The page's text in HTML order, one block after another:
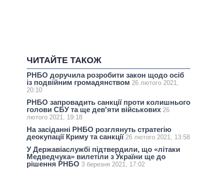
ЧИТАЙТЕ ТАКОЖ
РНБО доручила розробити закон щодо осіб
із подвійним громадянством 26 лютого 2021,
20:10
РНБО запровадить санкції проти колишнього
голови СБУ та ще дев'яти військових 26
лютого 2021, 19:18
На засіданні РНБО розглянуть стратегію
деокупації Криму та санкції 26 лютого 2021, 13:58
У Державіаслужбі підтвердили, що «літаки
Медведчука» вилетіли з України ще до
рішення РНБО 3 березня 2021, 17:02